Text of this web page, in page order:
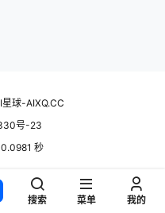
球-AIXQ.CC
号-23
秒
搜索 菜单 我的